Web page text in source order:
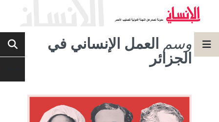
وسم العمل الإنساني في
الجزائر